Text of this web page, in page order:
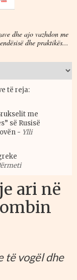
dhe ajo vazhdon me
dhe praktikës...
të reja:
me
së Rusisë
- Ylli
ari në
të vogël dhe